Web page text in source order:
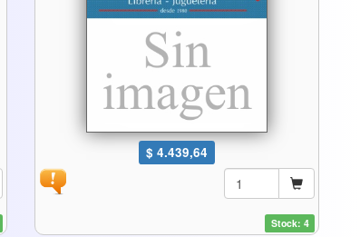
$ 4.439,64
Stock: 4